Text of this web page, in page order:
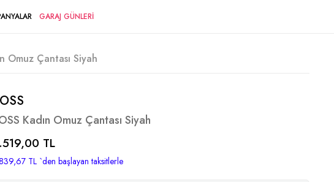
GARAJ GÜNLERİ
Omuz Çantası Siyah
Kadın Omuz Çantası Siyah
TL
TL `den başlayan taksitlerle